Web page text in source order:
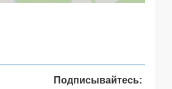
Подписывайтесь: